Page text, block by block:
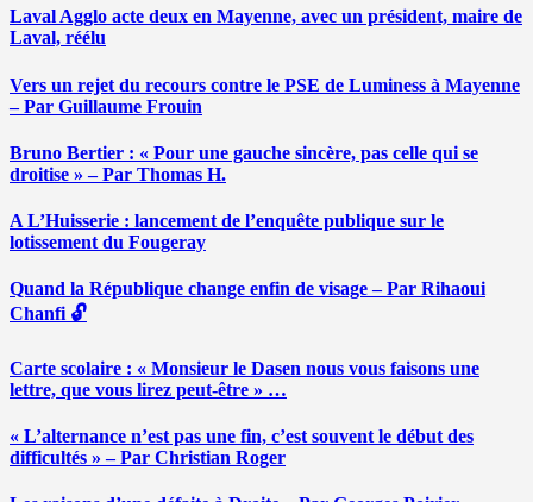
Laval Agglo acte deux en Mayenne, avec un président, maire de
Laval, réélu
Vers un rejet du recours contre le PSE de Luminess à Mayenne
– Par Guillaume Frouin
Bruno Bertier : « Pour une gauche sincère, pas celle qui se
droitise » – Par Thomas H.
A L’Huisserie : lancement de l’enquête publique sur le
lotissement du Fougeray
Quand la République change enfin de visage – Par Rihaoui
Chanfi 🔓
Carte scolaire : « Monsieur le Dasen nous vous faisons une
lettre, que vous lirez peut-être » …
« L’alternance n’est pas une fin, c’est souvent le début des
difficultés » – Par Christian Roger